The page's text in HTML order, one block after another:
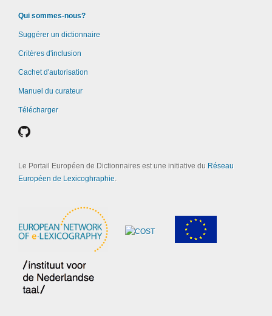
Qui sommes-nous?
Suggérer un dictionnaire
Critères d'inclusion
Cachet d'autorisation
Manuel du curateur
Télécharger
Le Portail Européen de Dictionnaires est une initiative du Réseau
Européen de Lexicoghraphie.